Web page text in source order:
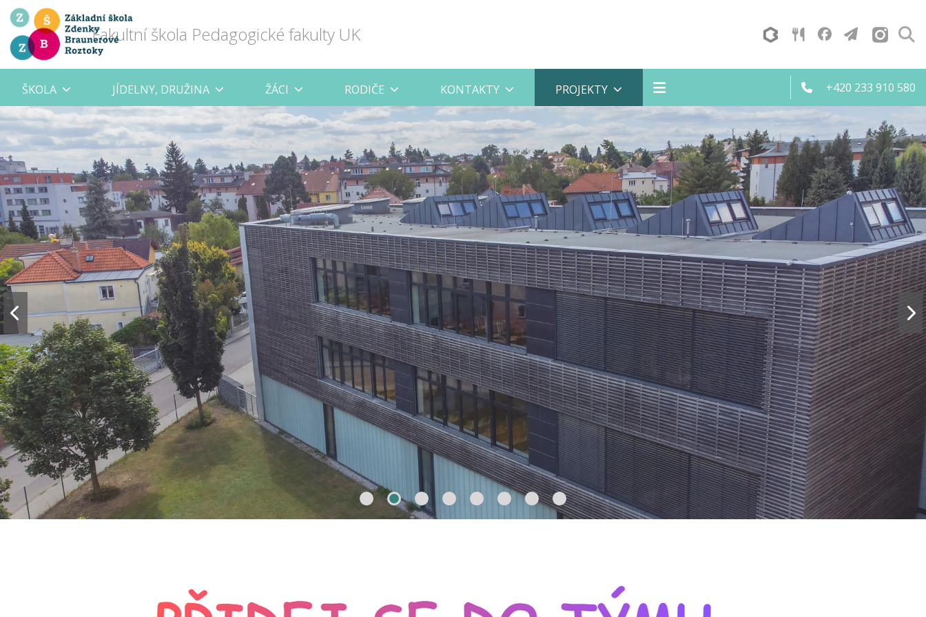
Fakultní škola Pedagogické fakulty UK
ŠKOLA JÍDELNY, DRUŽINA ŽÁCI RODIČE KONTAKTY PROJEKTY +420 233 910 580